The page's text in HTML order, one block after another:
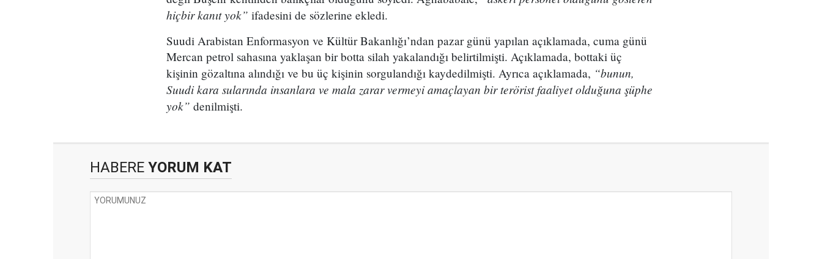
hiçbir kanıt yok” ifadesini de sözlerine ekledi.
Suudi Arabistan Enformasyon ve Kültür Bakanlığı’ndan pazar günü yapılan açıklamada, cuma günü
Mercan petrol sahasına yaklaşan bir botta silah yakalandığı belirtilmişti. Açıklamada, bottaki üç
kişinin gözaltına alındığı ve bu üç kişinin sorgulandığı kaydedilmişti. Ayrıca açıklamada, “bunun,
Suudi kara sularında insanlara ve mala zarar vermeyi amaçlayan bir terörist faaliyet olduğuna şüphe
yok” denilmişti.
HABERE YORUM KAT